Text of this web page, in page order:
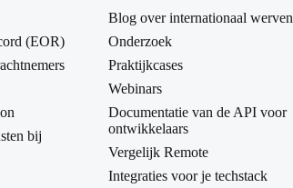
(EOR)
bij
Blog over internationaal werven
Onderzoek
Praktijkcases
Webinars
Documentatie van de API voor
ontwikkelaars
Vergelijk Remote
Integraties voor je techstack